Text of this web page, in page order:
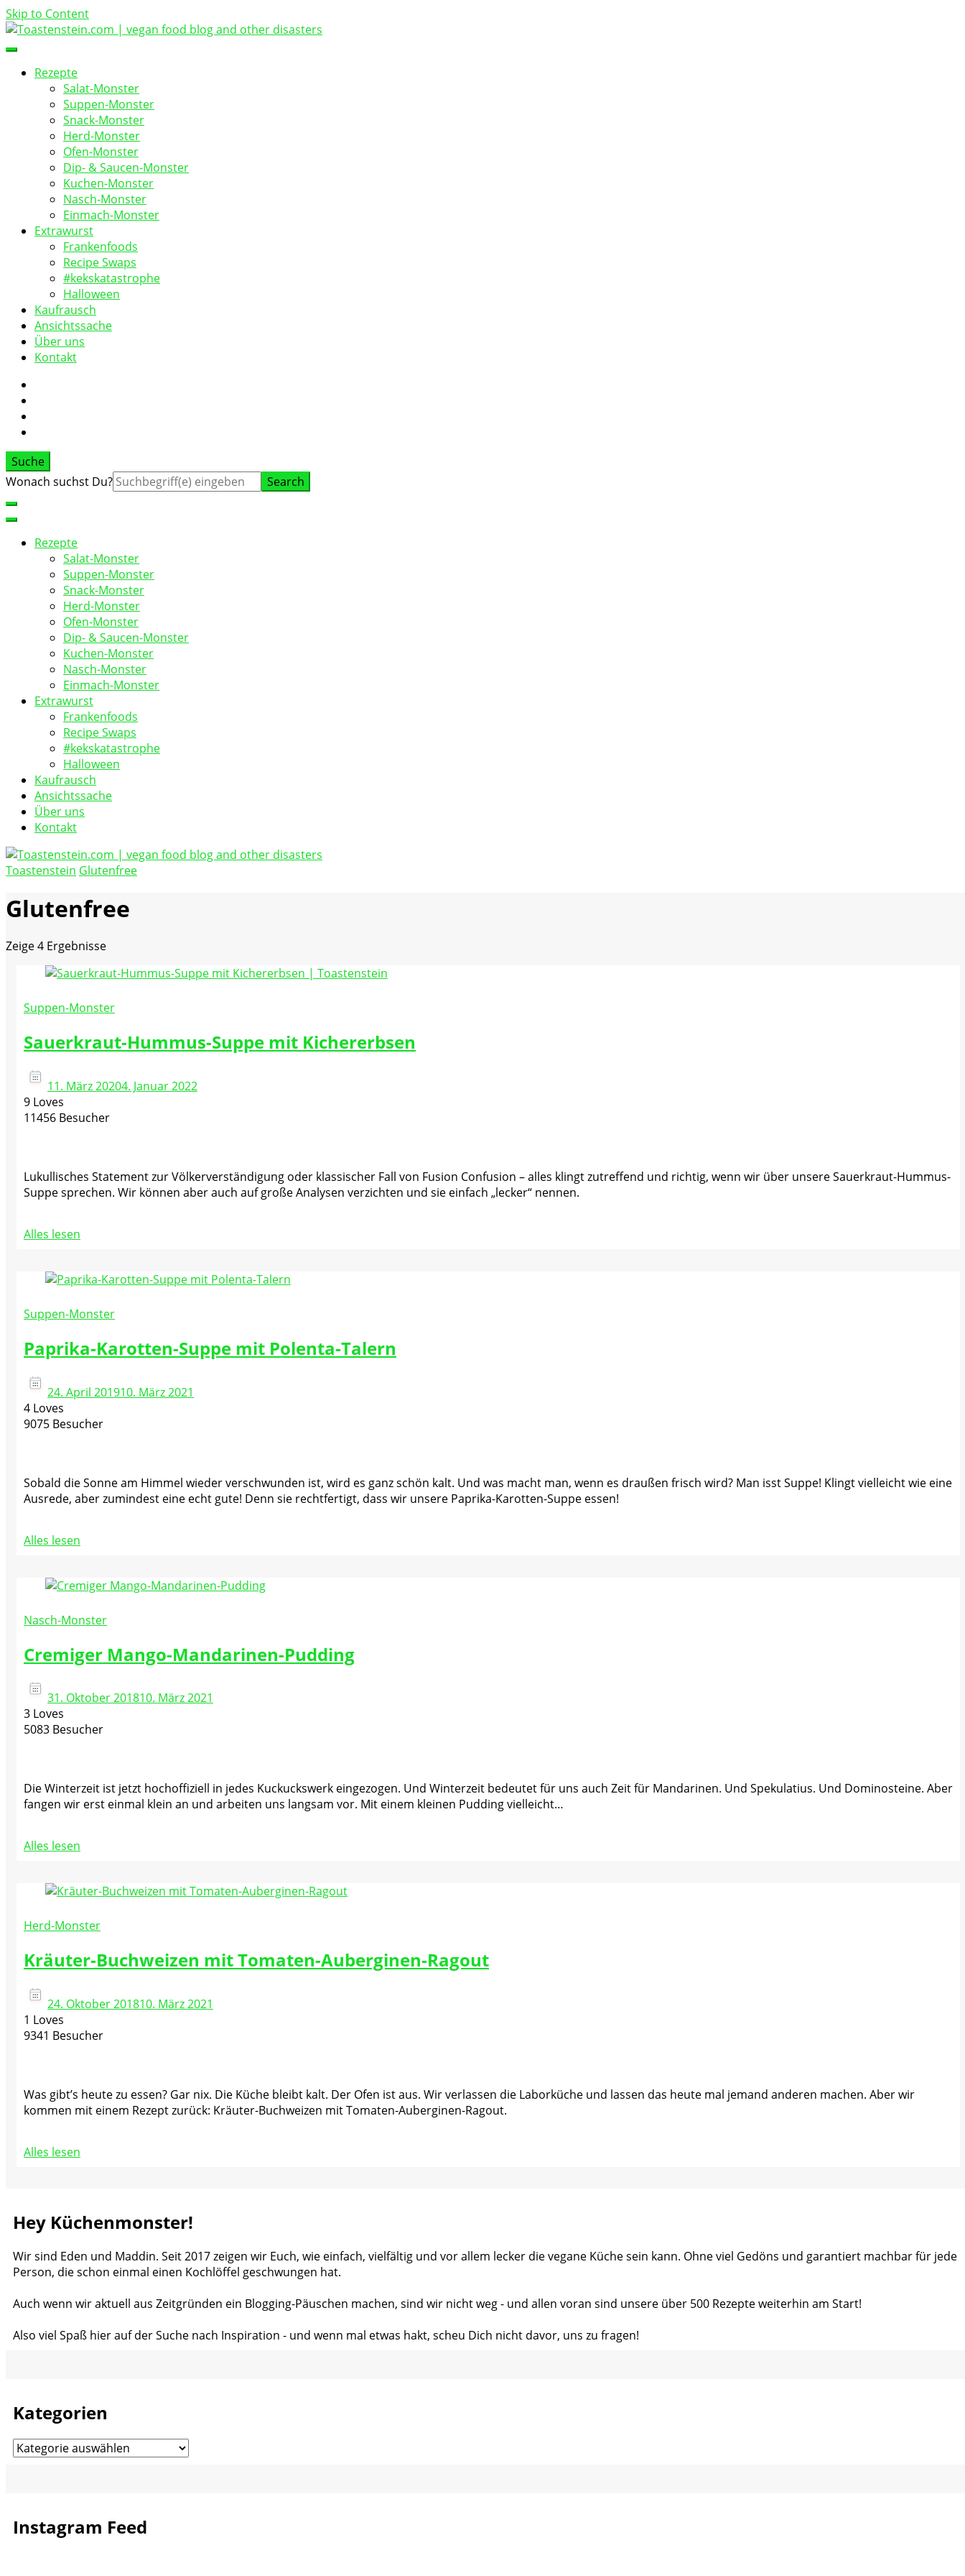
Skip to Content
Toastenstein.com
vegan food blog
Rezepte
Salat-Monster
Suppen-Monster
Snack-Monster
Herd-Monster
Ofen-Monster
Dip- & Saucen-Monster
Kuchen-Monster
Nasch-Monster
Einmach-Monster
Extrawurst
Frankenfoods
Recipe Swaps
#kekskatastrophe
Halloween
Kaufrausch
Ansichtssache
Über uns
Kontakt
Suche
Suche
Wonach suchst Du?
Rezepte
Salat-Monster
Suppen-Monster
Snack-Monster
Herd-Monster
Ofen-Monster
Dip- & Saucen-Monster
Kuchen-Monster
Nasch-Monster
Einmach-Monster
Extrawurst
Frankenfoods
Recipe Swaps
#kekskatastrophe
Halloween
Kaufrausch
Ansichtssache
Über uns
Kontakt
Toastenstein.com
Toastenstein Glutenfree
Glutenfree
Zeige4 Ergebnisse
Suppen-Monster
Sauerkraut-Hummus-Suppe mit Kichererbsen
11. März 20204. Januar 2022
9 Loves
11456 Besucher
Lukullisches Statement zur Völkerverständigung oder klassischer Fall von Fusion Confusion – alles klingt zutreffend und richtig, wenn wir über unsere Sauerkraut-Hummus-
Suppe sprechen. Wir können aber auch auf große Analysen verzichten und sie einfach „lecker“ nennen.
Alles lesen
Suppen-Monster
Paprika-Karotten-Suppe mit Polenta-Talern
24. April 201910. März 2021
4 Loves
9075 Besucher
Sobald die Sonne am Himmel wieder verschwunden ist, wird es ganz schön kalt. Und was macht man, wenn es draußen frisch wird? Man isst Suppe! Klingt vielleicht wie eine
Ausrede, aber zumindest eine echt gute! Denn sie rechtfertigt, dass wir unsere Paprika-Karotten-Suppe essen!
Alles lesen
Nasch-Monster
Cremiger Mango-Mandarinen-Pudding
31. Oktober 201810. März 2021
3 Loves
5083 Besucher
Die Winterzeit ist jetzt hochoffiziell in jedes Kuckuckswerk eingezogen. Und Winterzeit bedeutet für uns auch Zeit für Mandarinen. Und Spekulatius. Und Dominosteine. Aber
fangen wir erst einmal klein an und arbeiten uns langsam vor. Mit einem kleinen Pudding vielleicht…
Alles lesen
Herd-Monster
Kräuter-Buchweizen mit Tomaten-Auberginen-Ragout
24. Oktober 201810. März 2021
1 Loves
9341 Besucher
Was gibt’s heute zu essen? Gar nix. Die Küche bleibt kalt. Der Ofen ist aus. Wir verlassen die Laborküche und lassen das heute mal jemand anderen machen. Aber wir
kommen mit einem Rezept zurück: Kräuter-Buchweizen mit Tomaten-Auberginen-Ragout.
Alles lesen
Hey Küchenmonster!
Wir sind Eden und Maddin. Seit 2017 zeigen wir Euch, wie einfach, vielfältig und vor allem lecker die vegane Küche sein kann. Ohne viel Gedöns und garantiert machbar für jede
Person, die schon einmal einen Kochlöffel geschwungen hat.
Auch wenn wir aktuell aus Zeitgründen ein Blogging-Päuschen machen, sind wir nicht weg - und allen voran sind unsere über 500 Rezepte weiterhin am Start!
Also viel Spaß hier auf der Suche nach Inspiration - und wenn mal etwas hakt, scheu Dich nicht davor, uns zu fragen!
Kategorien
Kategorien
Instagram Feed